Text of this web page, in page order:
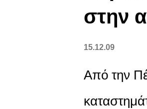
στην
15.12.09
Από την